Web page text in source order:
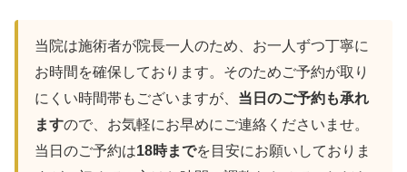
当院は施術者が院長一人のため、お一人ずつ丁寧に
お時間を確保しております。そのためご予約が取り
にくい時間帯もございますが、 当日のご予約も承れ
ますので、お気軽にお早めにご連絡くださいませ。
当日のご予約は18時までを目安にお願いしておりま